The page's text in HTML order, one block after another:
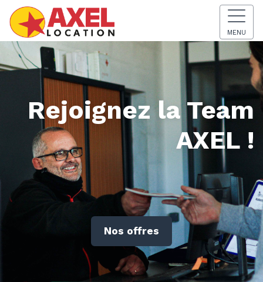
MENU
Rejoignez la Team
AXEL !
Nos offres